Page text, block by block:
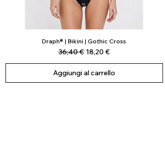
Vista rapida
Draph® | Bikini | Gothic Cross
Prezzo regolare
36,40 € Prezzo scontato
18,20 €
Aggiungi al carrello